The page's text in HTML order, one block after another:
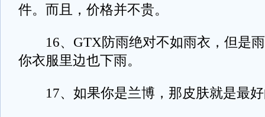
件。而且，价格并不贵。
16、GTX防雨绝对不如雨衣，但是雨
你衣服里边也下雨。
17、如果你是兰博，那皮肤就是最好